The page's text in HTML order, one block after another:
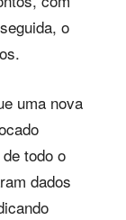
o
uma nova
todo o
dados